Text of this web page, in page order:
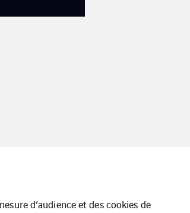
d’audience et des cookies de